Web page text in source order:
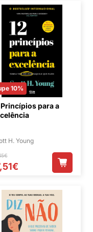
10%
Princípios para a
H. Young